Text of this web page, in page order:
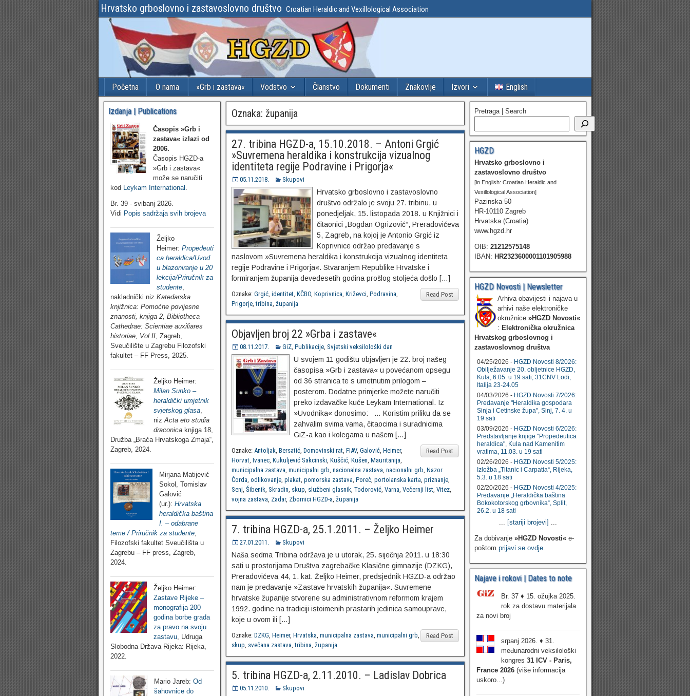
Hrvatsko grboslovno i zastavoslovno društvo Croatian Heraldic and Vexillological Association
Početna O nama »Grb i zastava« Vodstvo Članstvo Dokumenti Znakovlje Izvori English
Oznaka: županija
27. tribina HGZD-a, 15.10.2018. – Antoni Grgić
»Suvremena heraldika i konstrukcija vizualnog
identiteta regije Podravine i Prigorja«
05.11.2018. Skupovi
Hrvatsko grboslovno i zastavoslovno
društvo održalo je svoju 27. tribinu, u
ponedjeljak, 15. listopada 2018. u Knjižnici i
čitaonici „Bogdan Ogrizović“, Preradovićeva
5, Zagreb, na kojoj je Antonio Grgić iz
Koprivnice održao predavanje s
naslovom »Suvremena heraldika i konstrukcija vizualnog identiteta
regije Podravine i Prigorja«. Stvaranjem Republike Hrvatske i
formiranjem županija devedesetih godina prošlog stoljeća došlo […]
Read Post
Oznake: Grgić, identitet, KČBO, Koprivnica, Križevci, Podravina,
Prigorje,tribina, županija
Objavljen broj 22 »Grba i zastave«
08.11.2017. GiZ, Publikacije, Svjetski veksilološki dan
U svojem 11 godištu objavljen je 22. broj našeg
časopisa »Grb i zastava« u povećanom opsegu
od 36 stranica te s umetnutim prilogom –
posterom. Dodatne primjerke možete naručiti
preko izdavačke kuće Leykam International. Iz
»Uvodnika« donosimo: … Koristim priliku da se
zahvalim svima vama, čitaocima i suradnicima
GiZ-a kao i kolegama u našem […]
Read Post
Oznake: Antoljak, Bersatić, Domovinski rat, FIAV, Galović, Heimer,
Horvat, Ivanec, Kukuljević Sakcinski, Kuščić, Kušen, Mauritanija,
municipalna zastava, municipalni grb, nacionalna zastava, nacionalni grb, Nazor
Čorda, odlikovanje, plakat, pomorska zastava, Poreč, portolanska karta, priznanje,
Senj, Šibenik, Skradin, skup, službeni glasnik, Todorović, Varna, Večernji list, Vitez,
vojna zastava, Zadar, Zbornici HGZD-a, županija
7. tribina HGZD-a, 25.1.2011. – Željko Heimer
27.01.2011. Skupovi
Naša sedma Tribina održava je u utorak, 25. siječnja 2011. u 18:30
sati u prostorijama Društva zagrebačke Klasične gimnazije (DZKG),
Preradovićeva 44, 1. kat. Željko Heimer, predsjednik HGZD-a održao
nam je predavanje »Zastave hrvatskih županija«. Suvremene
hrvatske županije stvorene su administrativnom reformom krajem
1992. godine na tradiciji istoimenih prastarih jedinica samouprave,
koje u ovom ili […]
Read Post
Oznake: DZKG, Heimer, Hrvatska, municipalna zastava, municipalni grb,
skup, svečana zastava,tribina, županija
5. tribina HGZD-a, 2.11.2010. – Ladislav Dobrica
05.11.2010. Skupovi
Izdanja | Publications
Časopis »Grb i
zastava« izlazi od
2006.
Časopis HGZD-a
»Grb i zastava«
može se naručiti
kod Leykam International
Br. 39 - svibanj 2026.
Vidi Popis sadržaja svih brojeva
Željko
Heimer: Propedeuti
ca heraldica/Uvod
u blazoniranje u 20
lekcija/Priručnik za
studente,
nakladnički niz Katedarska
knjižnica: Pomoćne povijesne
znanosti, knjiga 2, Bibliotheca
Cathedrae: Scientiae auxiliares
historiae, Vol II, Zagreb,
Sveučilište u Zagrebu Filozofski
fakultet – FF Press, 2025.
Željko Heimer:
Milan Sunko –
heraldički umjetnik
svjetskog glasa
niz Acta eto studia
draconica knjiga 18,
Družba „Braća Hrvatskoga Zmaja“,
Zagreb, 2024.
Mirjana Matijević
Sokol, Tomislav
Galović
(ur.): Hrvatska
heraldička baština
I. – odabrane
teme / Priručnik za studente,
Filozofski fakultet Sveučilišta u
Zagrebu – FF press, Zagreb,
2024.
Željko Heimer:
Zastave Rijeke –
monografija 200
godina borbe grada
za pravo na svoju
zastavu, Udruga
Slobodna Država Rijeka: Rijeka,
2022.
Mario Jareb: Od
šahovnice do
Pretraga | Search
HGZD
Hrvatsko grboslovno i
zastavoslovno društvo
[in English: Croatian Heraldic and
Vexillological Association]
Pazinska 50
HR-10110 Zagreb
Hrvatska (Croatia)
www.hgzd.hr
OIB: 21212575148
IBAN: HR2323600001101905988
HGZD Novosti | Newsletter
Arhiva obavijesti i najava u
arhivi naše elektroničke
okružnice »HGZD Novosti«
: Elektronička okružnica
Hrvatskog grboslovnog i
zastavoslovnog društva
04/25/2026 - HGZD Novosti 8/2026:
Obilježavanje 20. obljetnice HGZD,
Kula, 6.05. u 19 sati; 31CNV Lodi,
Italija 23-24.05
04/03/2026 - HGZD Novosti 7/2026:
Predavanje "Heraldika gospodara
Sinja i Cetinske župa", Sinj, 7. 4. u
19 sati
03/09/2026 - HGZD Novosti 6/2026:
Predstavljanje knjige "Propedeutica
heraldica", Kula nad Kamenitim
vratima, 11.03. u 19 sati
02/26/2026 - HGZD Novosti 5/2025:
Izložba „Titanic i Carpatia“, Rijeka,
5.3. u 18 sati
02/20/2026 - HGZD Novosti 4/2025:
Predavanje „Heraldička baština
Bokokotorskog grbovnika“, Split,
26.2. u 18 sati
... [stariji brojevi] ...
Za dobivanje »HGZD Novosti«e-
poštom prijavi se ovdje.
Najave i rokovi | Dates to note
Br. 37 ♦ 15. ožujka 2025.
rok za dostavu materijala
za novi broj
srpanj 2026. ♦ 31.
međunarodni veksilološki
kongres 31 ICV - Paris,
France 2026(više informacija
uskoro...)